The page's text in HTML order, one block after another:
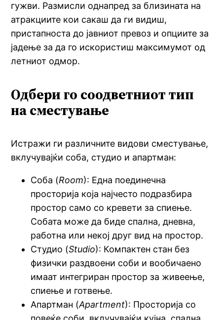
гужви. Размисли однапред за близината на
атракциите кои сакаш да ги видиш,
пристапноста до јавниот превоз и опциите за
јадење за да го искористиш максимумот од
летниот одмор.
Одбери го соодветниот тип
на сместување
Истражи ги различните видови сместување,
вклучувајќи соба, студио и апартман:
Соба (Room): Една поединечна
просторија која најчесто подразбира
простор само со кревети за спиење.
Собата може да биде спална, дневна,
работна или некој друг вид на простор.
Студио (Studio): Компактен стан без
физички раздвоени соби и вообичаено
имаат интегриран простор за живеење,
спиење и готвење.
Апартман (Apartment): Просторија со